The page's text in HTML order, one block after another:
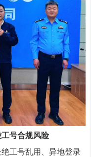
号合规风险
工号乱用、异地登录